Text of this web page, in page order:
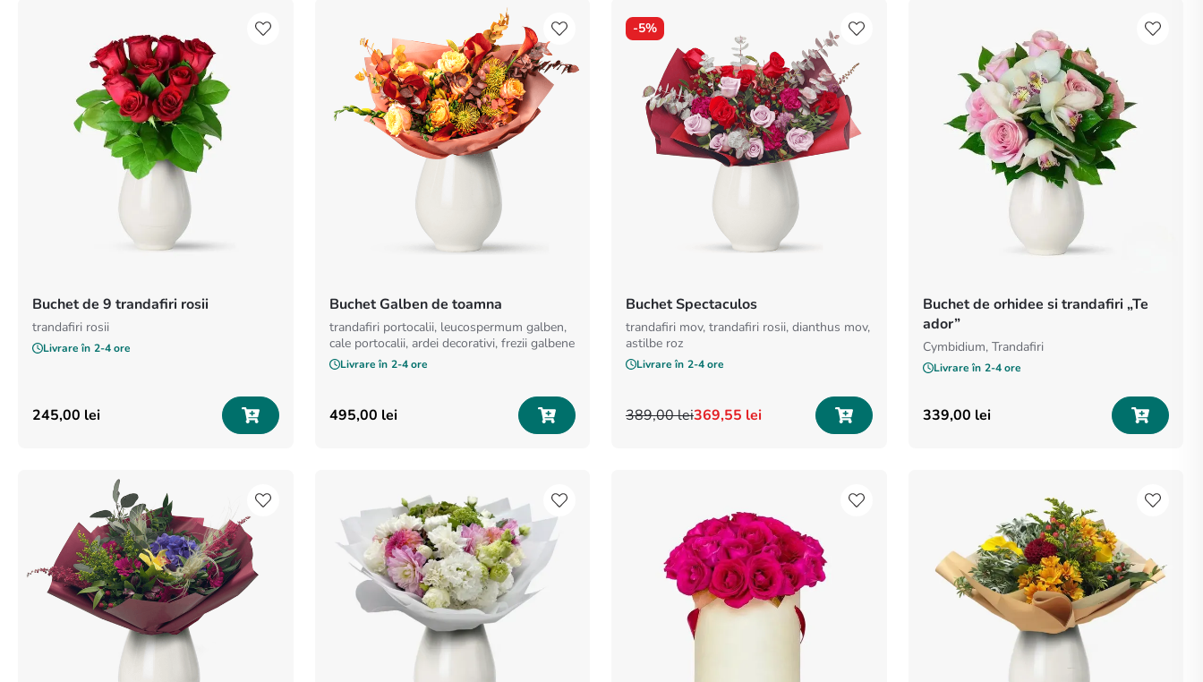
Buchet de 9 trandafiri rosii
trandafiri rosii
Livrare în 2-4 ore
245,00 lei
Buchet Galben de toamna
trandafiri portocalii, leucospermum galben,
cale portocalii, ardei decorativi, frezii galbene
Livrare în 2-4 ore
495,00 lei
-5%
Buchet Spectaculos
trandafiri mov, trandafiri rosii, dianthus mov,
astilbe roz
Livrare în 2-4 ore
389,00lei369,55 lei
Buchet de orhidee si trandafiri „Te
ador”
Cymbidium, Trandafiri
Livrare în 2-4 ore
339,00 lei